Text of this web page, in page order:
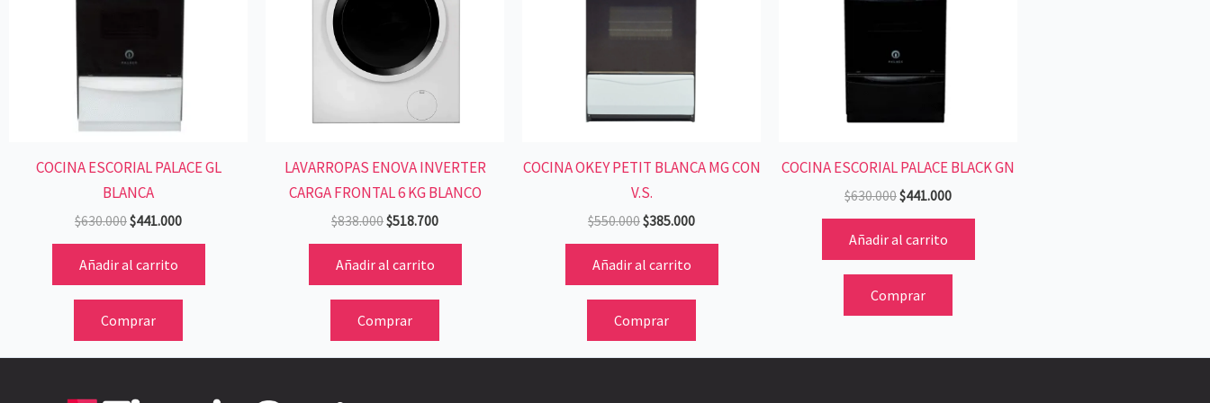
COCINA ESCORIAL PALACE GL
BLANCA
$630.000$441.000
Añadir al carrito
Comprar
LAVARROPAS ENOVA INVERTER
CARGA FRONTAL 6 KG BLANCO
$838.000$518.700
Añadir al carrito
Comprar
COCINA OKEY PETIT BLANCA MG CON
V.S.
$550.000$385.000
Añadir al carrito
Comprar
COCINA ESCORIAL PALACE BLACK GN
$630.000$441.000
Añadir al carrito
Comprar